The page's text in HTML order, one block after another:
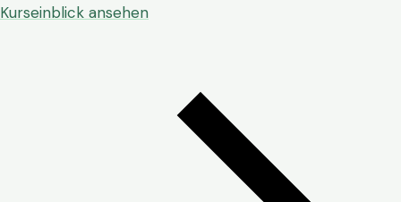
Kurseinblick ansehen